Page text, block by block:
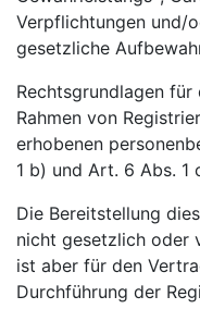
Verpflichtungen und/
gesetzliche
Rechtsgrundlagen
Rahmen von
erhobenen
1 b) und Art. 6 Abs. 1
Die Bereitstellung
nicht gesetzlich oder
ist aber für den
Durchführung der